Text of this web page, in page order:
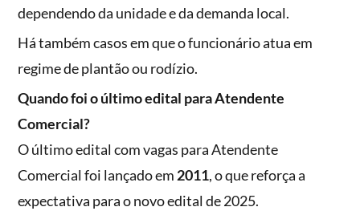
dependendo da unidade e da demanda local.
Há também casos em que o funcionário atua em
regime de plantão ou rodízio.
Quando foi o último edital para Atendente
Comercial?
O último edital com vagas para Atendente
Comercial foi lançado em 2011, o que reforça a
expectativa para o novo edital de 2025.